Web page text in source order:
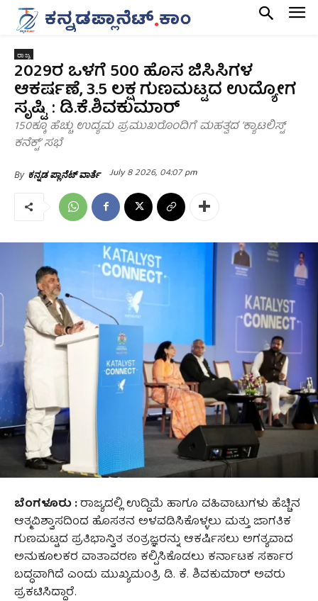
ರಾಜ್ಯ
2029ರ ಒಳಗೆ 500 ಹೊಸ ಜಿಸಿಸಿಗಳ
ಆಕರ್ಷಣೆ, 3.5 ಲಕ್ಷ ಗುಣಮಟ್ಟದ ಉದ್ಯೋಗ
ಸೃಷ್ಟಿ : ಡಿ.ಕೆ.ಶಿವಕುಮಾರ್
150ಕ್ಕೂ ಹೆಚ್ಚು ಉದ್ಯಮ ಪ್ರಮುಖರೊಂದಿಗೆ ಮಹತ್ವದ ‘ಕ್ಯಾಟಲಿಸ್ಟ್‌
ಕನೆಕ್ಟ್‌’ ಸಭೆ
By ಕನ್ನಡ ಪ್ಲಾನೆಟ್ ವಾರ್ತೆ July 8 2026, 04:07 pm
​ಬೆಂಗಳೂರು :ರಾಜ್ಯದಲ್ಲಿ ಉದ್ದಿಮೆ ಹಾಗೂ ವಹಿವಾಟುಗಳು ಹೆಚ್ಚಿನ
ಆತ್ಮವಿಶ್ವಾಸದಿಂದ ಹೊಸತನ ಅಳವಡಿಸಿಕೊಳ್ಳಲು ಮತ್ತು ಜಾಗತಿಕ
ಗುಣಮಟ್ಟದ ಪ್ರತಿಭಾನ್ವಿತ ತಂತ್ರಜ್ಞರನ್ನು‌ ಆಕರ್ಷಿಸಲು ಅಗತ್ಯವಾದ
ಅನುಕೂಲಕರ ವಾತಾವರಣ ಕಲ್ಪಿಸಿಕೊಡಲು ಕರ್ನಾಟಕ ಸರ್ಕಾರ
ಬದ್ಧವಾಗಿದೆ ಎಂದು ಮುಖ್ಯಮಂತ್ರಿ ಡಿ. ಕೆ. ಶಿವಕುಮಾರ್‌ ಅವರು
ಪ್ರಕಟಿಸಿದ್ದಾರೆ.